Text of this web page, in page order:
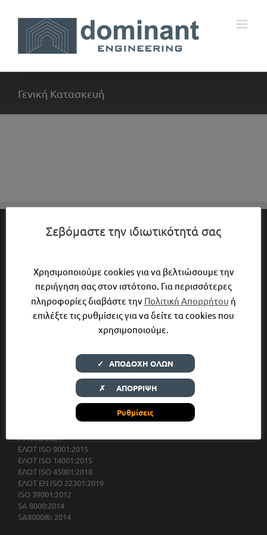
content
Γενική Κατασκευή
Υπηρεσίες
Έργα
Επιχειρηματικότητα
Επικοινωνία
Πολιτική Εταιρείας
Ν.4808/2021
ΕΛΟΤ ISO 9001:2015
ΕΛΟΤ ISO 14001:2015
ΕΛΟΤ ISO 45001:2018
ΕΛΟΤ ΕΝ ISO 22301:2019
ISO 39001:2012
SA 8000:2014
SA8000®: 2014
Σεβόμαστε την ιδιωτικότητά σας
Χρησιμοποιούμε cookies για να βελτιώσουμε την
περιήγηση σας στον ιστότοπο. Για περισσότερες
πληροφορίες διαβάστε την Πολιτική Απορρήτου ή
επιλέξτε τις ρυθμίσεις για να δείτε τα cookies που
χρησιμοποιούμε.
Ρυθμίσεις
✓ ΑΠΟΔΟΧΗ ΟΛΩΝ
✗ ΑΠΟΡΡΙΨΗ